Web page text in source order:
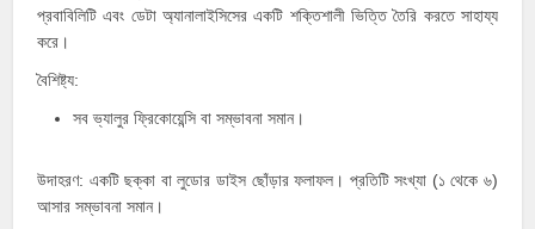
প্রবাবিলিটি এবং ডেটা অ্যানালাইসিসের একটি শক্তিশালী ভিত্তি তৈরি করতে সাহায্য
করে।
বৈশিষ্ট্য:
সব ভ্যালুর ফ্রিকোয়েন্সি বা সম্ভাবনা সমান।
উদাহরণ: একটি ছক্কা বা লুডোর ডাইস ছোঁড়ার ফলাফল। প্রতিটি সংখ্যা (১ থেকে ৬)
আসার সম্ভাবনা সমান।